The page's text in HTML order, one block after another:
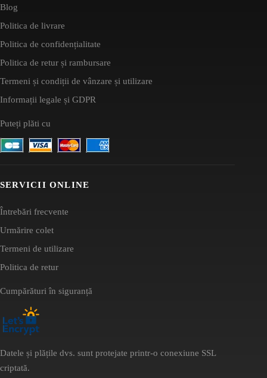
Blog
Politica de livrare
Politica de confidențialitate
Politica de retur și rambursare
Termeni și condiții de vânzare și utilizare
Informații legale și GDPR
Puteți plăti cu
SERVICII ONLINE
Întrebări frecvente
Urmărire colet
Termeni de utilizare
Politica de retur
Cumpărături în siguranță
Datele și plățile dvs. sunt protejate printr-o conexiune SSL
criptată.